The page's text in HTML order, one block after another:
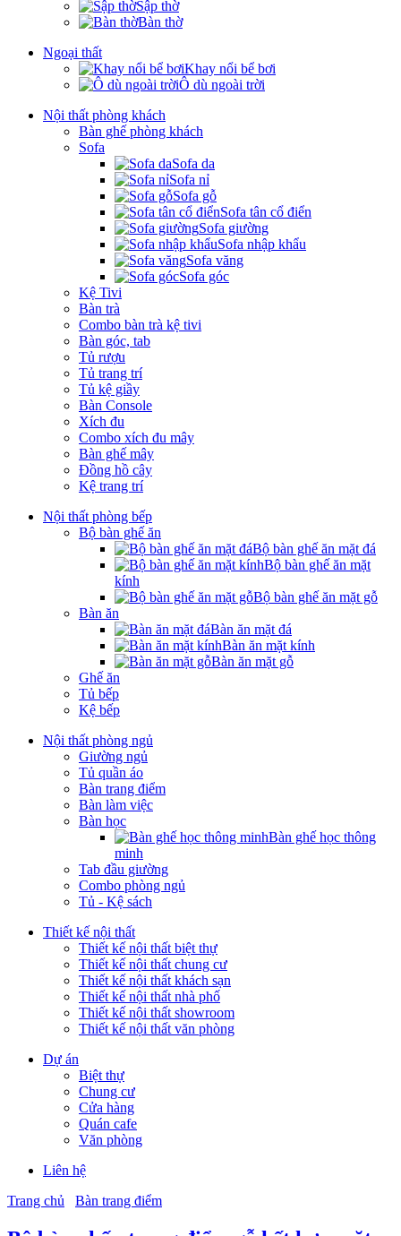
Sập thờ
Bàn thờ
Ngoại thất
Khay nổi bể bơi
Ô dù ngoài trời
Nội thất phòng khách
Bàn ghế phòng khách
Sofa
Sofa da
Sofa nỉ
Sofa gỗ
Sofa tân cổ điển
Sofa giường
Sofa nhập khẩu
Sofa văng
Sofa góc
Kệ Tivi
Bàn trà
Combo bàn trà kệ tivi
Bàn góc, tab
Tủ rượu
Tủ trang trí
Tủ kệ giầy
Bàn Console
Xích đu
Combo xích đu mây
Bàn ghế mây
Đồng hồ cây
Kệ trang trí
Nội thất phòng bếp
Bộ bàn ghế ăn
Bộ bàn ghế ăn mặt đá
Bộ bàn ghế ăn mặt
kính
Bộ bàn ghế ăn mặt gỗ
Bàn ăn
Bàn ăn mặt đá
Bàn ăn mặt kính
Bàn ăn mặt gỗ
Ghế ăn
Tủ bếp
Kệ bếp
Nội thất phòng ngủ
Giường ngủ
Tủ quần áo
Bàn trang điểm
Bàn làm việc
Bàn học
Bàn ghế học thông
minh
Tab đầu giường
Combo phòng ngủ
Tủ - Kệ sách
Thiết kế nội thất
Thiết kế nội thất biệt thự
Thiết kế nội thất chung cư
Thiết kế nội thất khách sạn
Thiết kế nội thất nhà phố
Thiết kế nội thất showroom
Thiết kế nội thất văn phòng
Dự án
Biệt thự
Chung cư
Cửa hàng
Quán cafe
Văn phòng
Liên hệ
Trang chủ
Bàn trang điểm